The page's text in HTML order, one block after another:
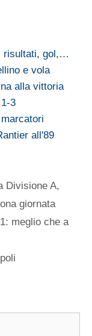
risultati, gol,…
e vola
alla vittoria
3
all'89
Divisione A,
giornata
meglio che a